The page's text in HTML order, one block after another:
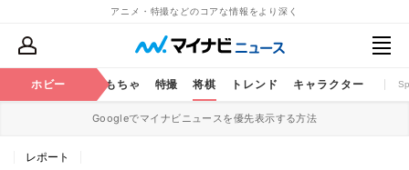
アニメ・特撮などのコアな情報をより深く
ホビー
コミック おもちゃ 特撮 将棋 トレンド キャラクター
Googleでマイナビニュースを優先表示する方法
レポート